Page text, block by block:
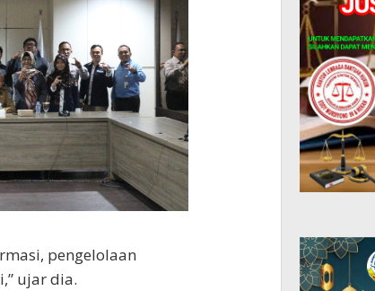
pengelolaan
ujar dia.